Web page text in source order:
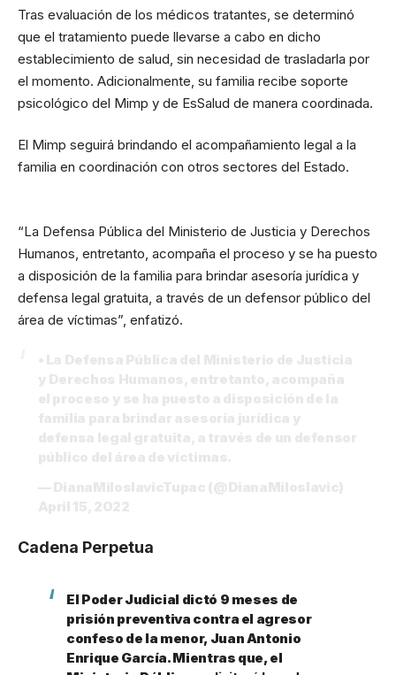
Tras evaluación de los médicos tratantes, se determinó
que el tratamiento puede llevarse a cabo en dicho
establecimiento de salud, sin necesidad de trasladarla por
el momento. Adicionalmente, su familia recibe soporte
psicológico del Mimp y de EsSalud de manera coordinada.
El Mimp seguirá brindando el acompañamiento legal a la
familia en coordinación con otros sectores del Estado.
“La Defensa Pública del Ministerio de Justicia y Derechos
Humanos, entretanto, acompaña el proceso y se ha puesto
a disposición de la familia para brindar asesoría jurídica y
defensa legal gratuita, a través de un defensor público del
área de víctimas”, enfatizó.
Cadena Perpetua
El Poder Judicial dictó 9 meses de
prisión preventiva contra el agresor
confeso de la menor, Juan Antonio
Enrique García. Mientras que, el